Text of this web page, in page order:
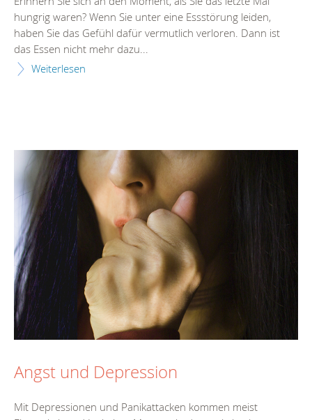
hungrig waren? Wenn Sie unter eine Essstörung leiden,
haben Sie das Gefühl dafür vermutlich verloren. Dann ist
das Essen nicht mehr dazu...
Weiterlesen
Angst und Depression
Mit Depressionen und Panikattacken kommen meist